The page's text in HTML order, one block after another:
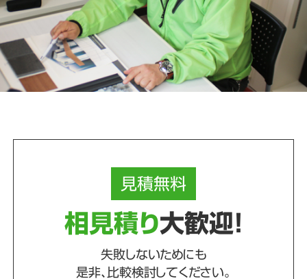
見積無料
相見積り大歓迎！
失敗しないためにも
是非、比較検討してください。